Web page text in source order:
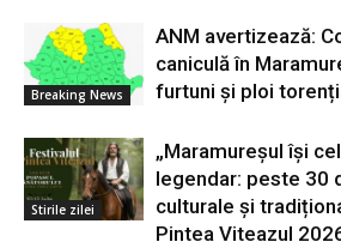
Breaking News
ANM avertizează:
caniculă în
furtuni și ploi
Stirile zilei
„Maramureșul își
legendar: peste 30
culturale și
Pintea Viteazul